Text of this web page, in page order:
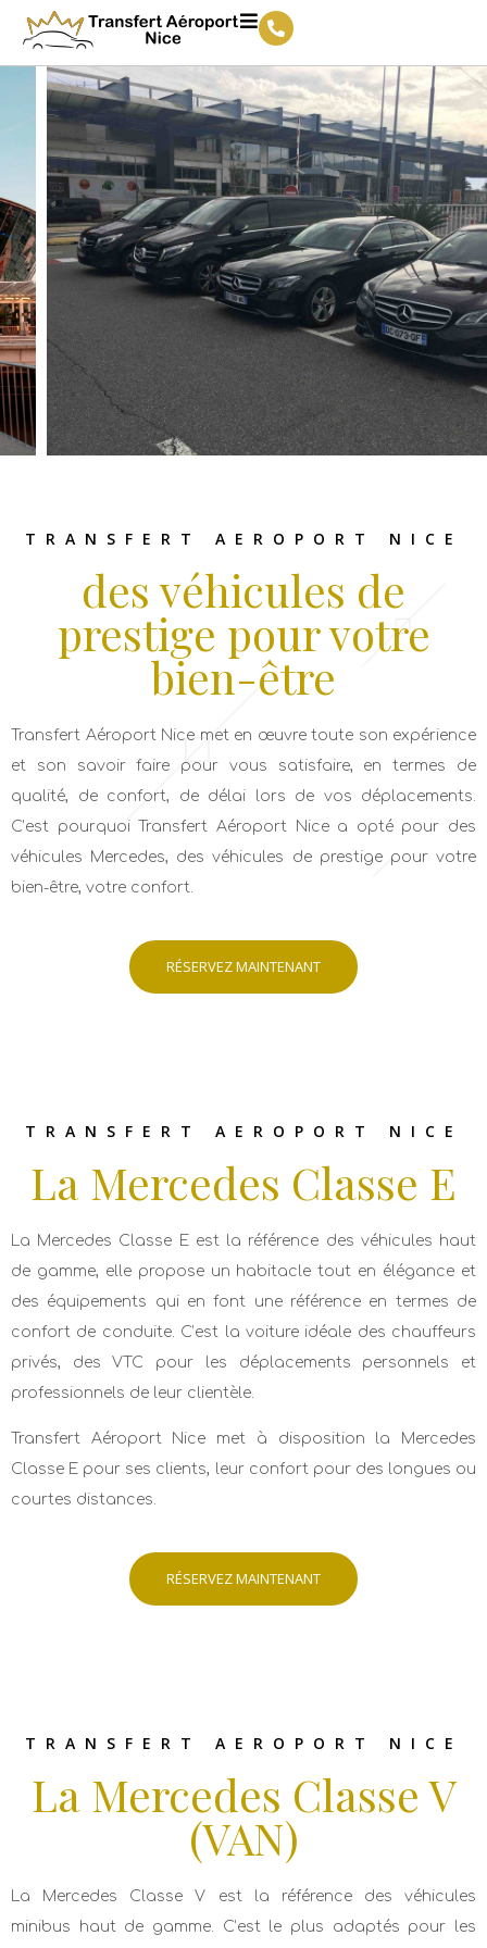
TRANSFERT AEROPORT NICE
des véhicules de
prestige pour votre
bien-être
Transfert Aéroport Nice met en œuvre toute son expérience
et son savoir faire pour vous satisfaire, en termes de
qualité, de confort, de délai lors de vos déplacements.
C’est pourquoi Transfert Aéroport Nice a opté pour des
véhicules Mercedes, des véhicules de prestige pour votre
bien-être, votre confort.
RÉSERVEZ MAINTENANT
TRANSFERT AEROPORT NICE
La Mercedes Classe E
La Mercedes Classe E est la référence des véhicules haut
de gamme, elle propose un habitacle tout en élégance et
des équipements qui en font une référence en termes de
confort de conduite. C’est la voiture idéale des chauffeurs
privés, des VTC pour les déplacements personnels et
professionnels de leur clientèle.
Transfert Aéroport Nice met à disposition la Mercedes
Classe E pour ses clients, leur confort pour des longues ou
courtes distances.
RÉSERVEZ MAINTENANT
TRANSFERT AEROPORT NICE
La Mercedes Classe V
(VAN)
La Mercedes Classe V est la référence des véhicules
minibus haut de gamme. C’est le plus adaptés pour les